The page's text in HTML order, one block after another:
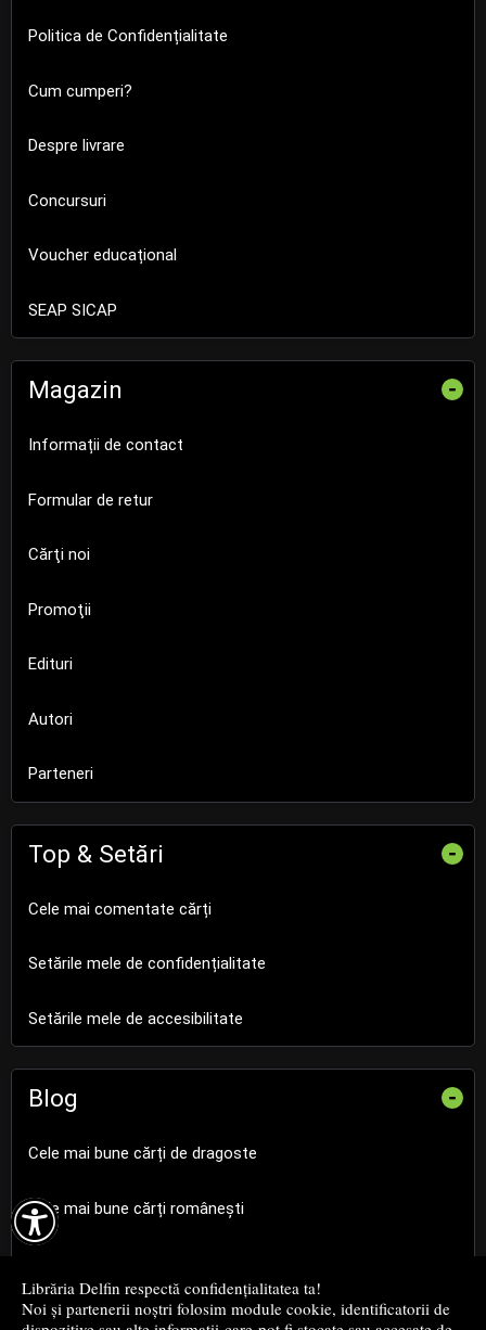

Librăria Delfin respectă confidențialitatea ta!
Noi și partenerii noștri folosim module cookie, identificatorii de
Politica de Confidențialitate
Cum cumperi?
Despre livrare
Concursuri
Voucher educațional
SEAP SICAP
Magazin -
Informații de contact
Formular de retur
Cărţi noi
Promoţii
Edituri
Autori
Parteneri
Top & Setări -
Cele mai comentate cărți
Setările mele de confidențialitate
Setările mele de accesibilitate
Blog -
Cele mai bune cărți de dragoste
Cele mai bune cărți românești
Cele mai bune cărți de istorie